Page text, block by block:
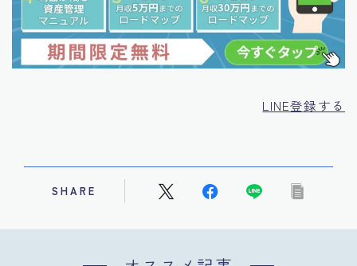
LINE登録する
SHARE